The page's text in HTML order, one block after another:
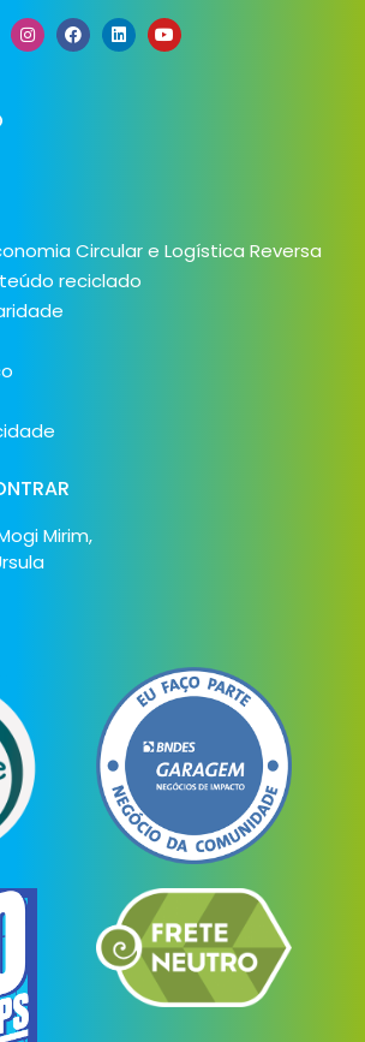
Circular e Logística Reversa
reciclado
Mirim,